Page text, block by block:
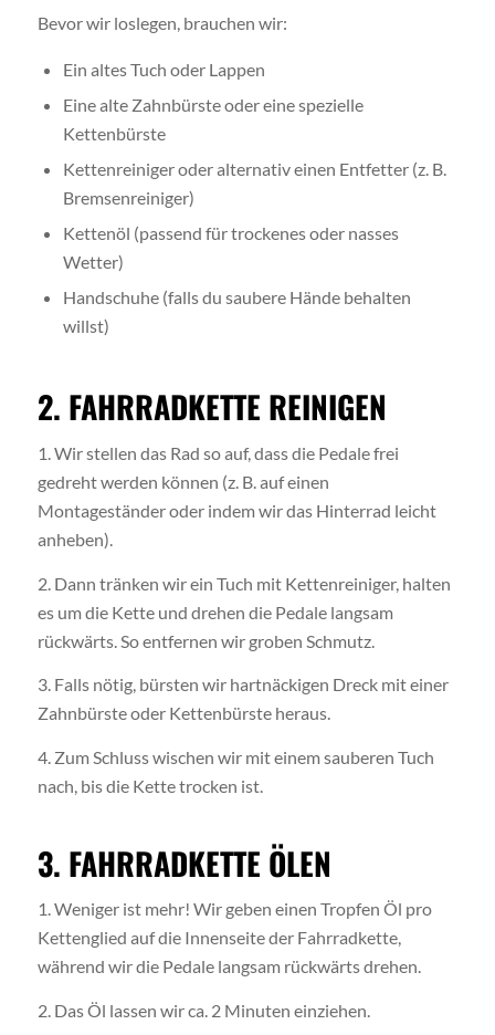
Bevor wir loslegen, brauchen wir:
Ein altes Tuch oder Lappen
Eine alte Zahnbürste oder eine spezielle
Kettenbürste
Kettenreiniger oder alternativ einen Entfetter (z. B.
Bremsenreiniger)
Kettenöl (passend für trockenes oder nasses
Wetter)
Handschuhe (falls du saubere Hände behalten
willst)
2. FAHRRADKETTE REINIGEN
1. Wir stellen das Rad so auf, dass die Pedale frei
gedreht werden können (z. B. auf einen
Montageständer oder indem wir das Hinterrad leicht
anheben).
2. Dann tränken wir ein Tuch mit Kettenreiniger, halten
es um die Kette und drehen die Pedale langsam
rückwärts. So entfernen wir groben Schmutz.
3. Falls nötig, bürsten wir hartnäckigen Dreck mit einer
Zahnbürste oder Kettenbürste heraus.
4. Zum Schluss wischen wir mit einem sauberen Tuch
nach, bis die Kette trocken ist.
3. FAHRRADKETTE ÖLEN
1. Weniger ist mehr! Wir geben einen Tropfen Öl pro
Kettenglied auf die Innenseite der Fahrradkette,
während wir die Pedale langsam rückwärts drehen.
2. Das Öl lassen wir ca. 2 Minuten einziehen.